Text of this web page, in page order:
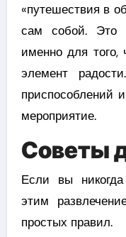
«путешествия в
сам собой. Это
именно для того,
элемент
приспособлений
мероприятие.
Советы
Если вы
этим
простых правил.